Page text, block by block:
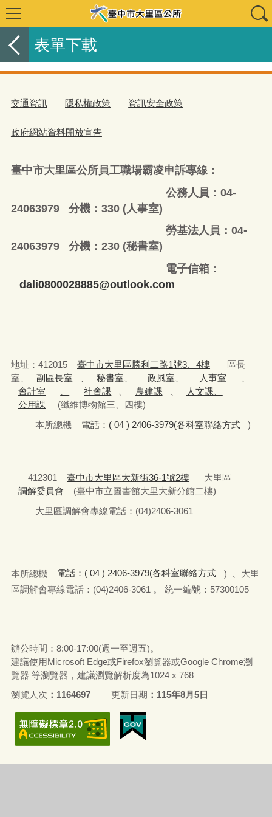
表單下載
交通資訊 隱私權政策 資訊安全政策
政府網站資料開放宣告
臺中市大里區公所員工職場霸凌申訴專線：
公務人員：04-
24063979 分機：330 (人事室)
勞基法人員：04-
24063979 分機：230 (秘書室)
電子信箱：
dali0800028885@outlook.com
地址：412015 臺中市大里區勝利二路1號3、4樓
區長
室、
副區長室 秘書室、 政風室、 人事室
會計室
社會課 農建課
人文課、
公用課
(纖維博物館三、四樓)
本所總機
電話：( 04 ) 2406-3979(各科室聯絡方式 )
412301 臺中市大里區大新街36-1號2樓
大里區
調解委員會
(臺中市立圖書館大里大新分館二樓)
大里區調解會專線電話：(04)2406-3061
本所總機 電話：( 04 ) 2406-3979(各科室聯絡方式
) 、大里
區調解會專線電話：(04)2406-3061 。 統一編號：57300105
辦公時間：8:00-17:00(週一至週五)。
建議使用Microsoft Edge或Firefox瀏覽器或Google Chrome瀏
覽器 等瀏覽器，建議瀏覽解析度為1024 x 768
瀏覽人次
1164697 更新日期 115年8月5日